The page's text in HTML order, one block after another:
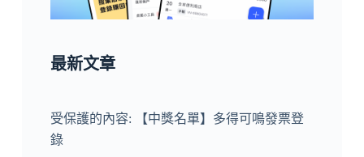
最新文章
受保護的內容: 【中獎名單】多得可鳴發票登
錄